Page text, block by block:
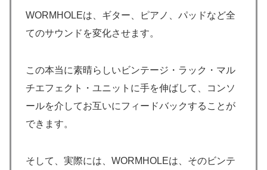
WORMHOLEは、ギター、ピアノ、パッドなど全
てのサウンドを変化させます。
この本当に素晴らしいビンテージ・ラック・マル
チエフェクト・ユニットに手を伸ばして、コンソ
ールを介してお互いにフィードバックすることが
できます。
そして、実際には、WORMHOLEは、そのビンテ